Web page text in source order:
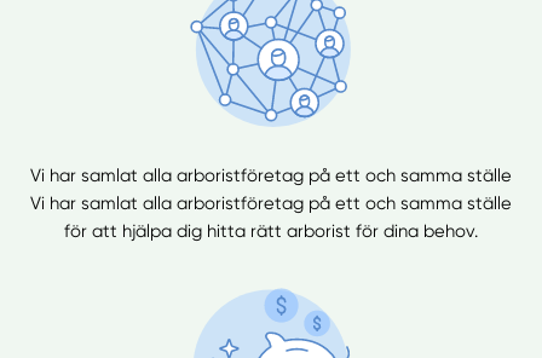
Vi har samlat alla arboristföretag på ett och samma ställe
Vi har samlat alla arboristföretag på ett och samma ställe
för att hjälpa dig hitta rätt arborist för dina behov.